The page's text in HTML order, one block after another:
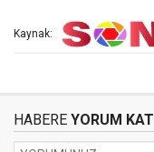
Kaynak:
HABERE YORUM KAT